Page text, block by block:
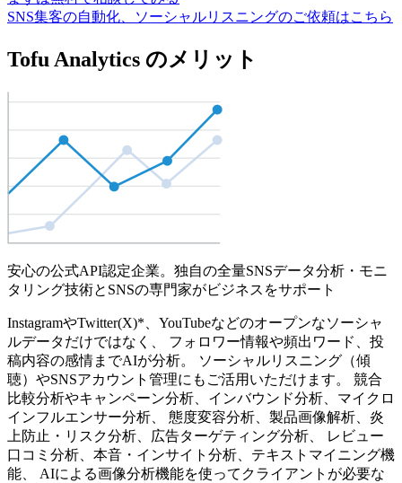
SNS集客の自動化、ソーシャルリスニングのご依頼はこちら
Tofu Analytics のメリット
安心の公式API認定企業。独自の全量SNSデータ分析・モニ
タリング技術とSNSの専門家がビジネスをサポート
InstagramやTwitter(X)*、YouTubeなどのオープンなソーシャ
ルデータだけではなく、 フォロワー情報や頻出ワード、投
稿内容の感情までAIが分析。 ソーシャルリスニング（傾
聴）やSNSアカウント管理にもご活用いただけます。 競合
比較分析やキャンペーン分析、インバウンド分析、マイクロ
インフルエンサー分析、 態度変容分析、製品画像解析、炎
上防止・リスク分析、広告ターゲティング分析、 レビュー
口コミ分析、本音・インサイト分析、テキストマイニング機
能、 AIによる画像分析機能を使ってクライアントが必要な